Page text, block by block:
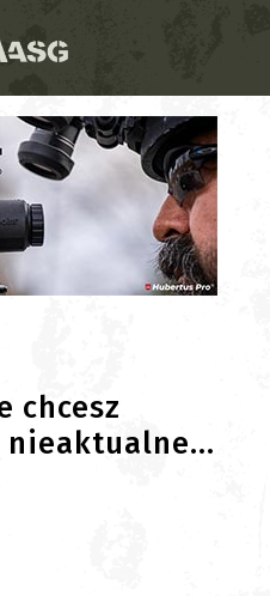
chcesz
nieaktualne...